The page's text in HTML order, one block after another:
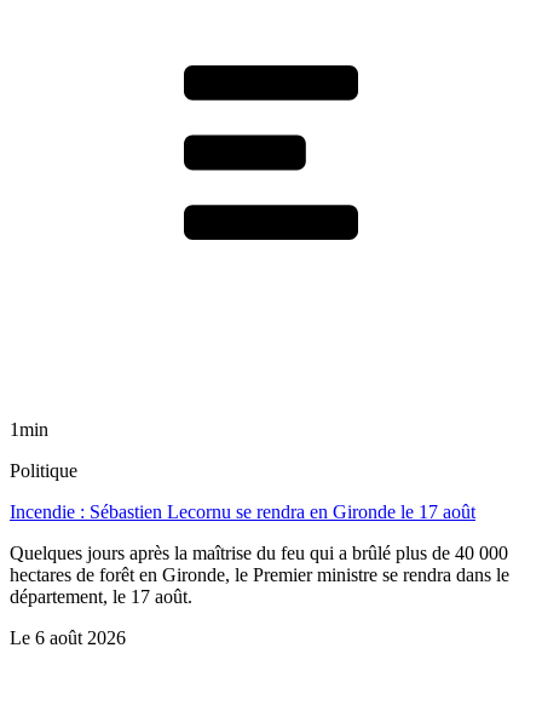
1min
Politique
Incendie : Sébastien Lecornu se rendra en Gironde le 17 août
Quelques jours après la maîtrise du feu qui a brûlé plus de 40 000
hectares de forêt en Gironde, le Premier ministre se rendra dans le
département, le 17 août.
Le 6 août 2026